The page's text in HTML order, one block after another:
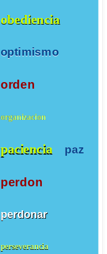
obediencia
optimismo
orden
organizacion
paciencia paz
perdon
perdonar
perseverancia